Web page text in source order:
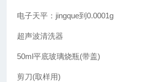
电子天平：jingque到0.0001g
超声波清洗器
50ml平底玻璃烧瓶(带盖)
剪刀(取样用)